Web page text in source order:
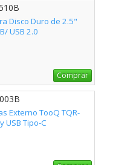
Disco Duro de 2.5"
USB 2.0
Comprar
Externo TooQ TQR-
USB Tipo-C